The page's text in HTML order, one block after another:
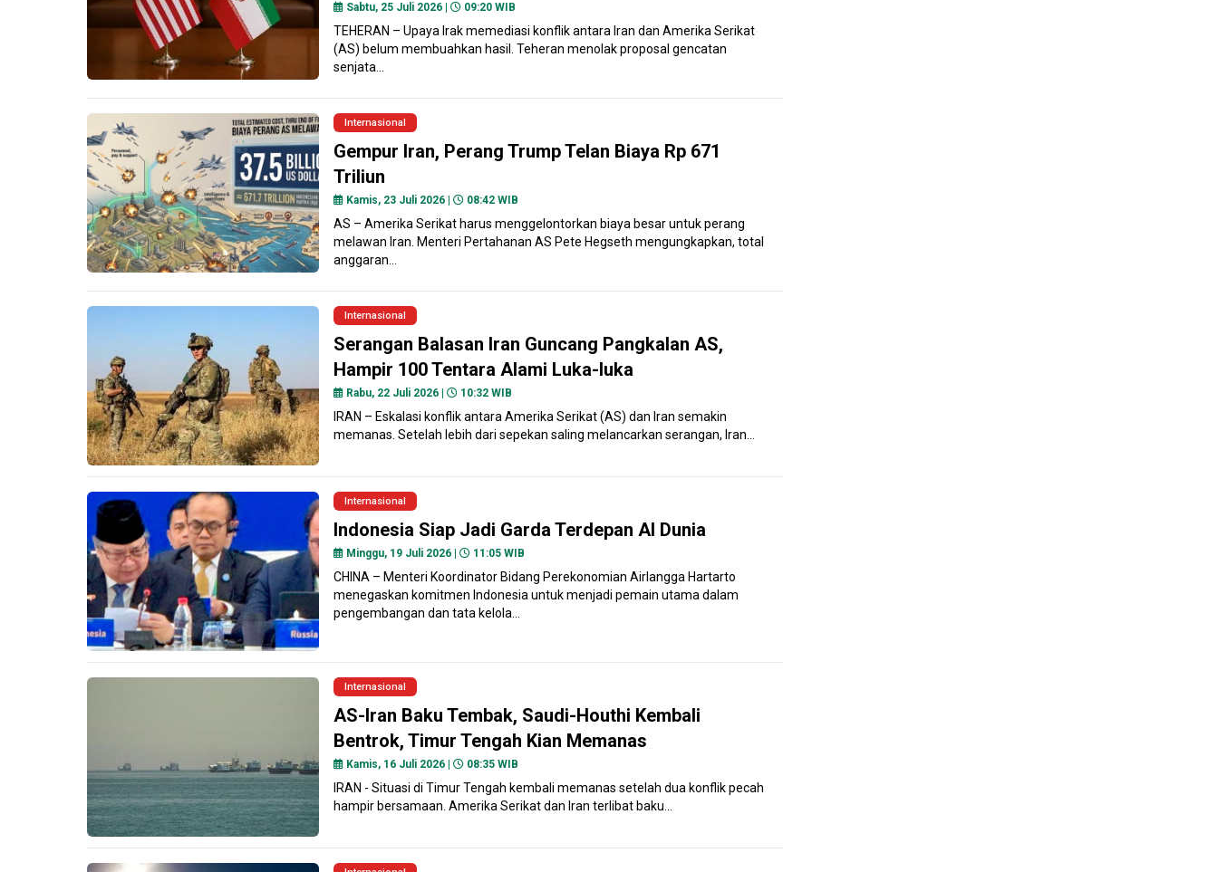
Sabtu, 25 Juli 2026 | 09:20 WIB
TEHERAN – Upaya Irak memediasi konflik antara Iran dan Amerika Serikat
(AS) belum membuahkan hasil. Teheran menolak proposal gencatan
senjata...
Internasional
Gempur Iran, Perang Trump Telan Biaya Rp 671
Triliun
Kamis, 23 Juli 2026 | 08:42 WIB
AS – Amerika Serikat harus menggelontorkan biaya besar untuk perang
melawan Iran. Menteri Pertahanan AS Pete Hegseth mengungkapkan, total
anggaran...
Internasional
Serangan Balasan Iran Guncang Pangkalan AS,
Hampir 100 Tentara Alami Luka-luka
Rabu, 22 Juli 2026 | 10:32 WIB
IRAN – Eskalasi konflik antara Amerika Serikat (AS) dan Iran semakin
memanas. Setelah lebih dari sepekan saling melancarkan serangan, Iran...
Internasional
Indonesia Siap Jadi Garda Terdepan AI Dunia
Minggu, 19 Juli 2026 | 11:05 WIB
CHINA – Menteri Koordinator Bidang Perekonomian Airlangga Hartarto
menegaskan komitmen Indonesia untuk menjadi pemain utama dalam
pengembangan dan tata kelola...
Internasional
AS-Iran Baku Tembak, Saudi-Houthi Kembali
Bentrok, Timur Tengah Kian Memanas
Kamis, 16 Juli 2026 | 08:35 WIB
IRAN - Situasi di Timur Tengah kembali memanas setelah dua konflik pecah
hampir bersamaan. Amerika Serikat dan Iran terlibat baku...